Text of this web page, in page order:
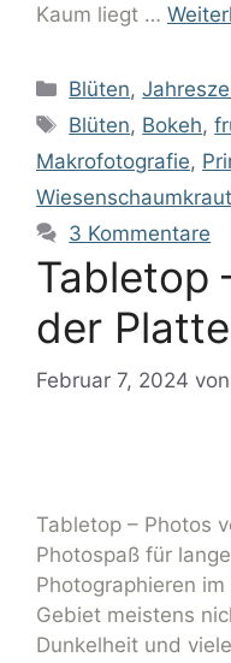
Kaum liegt …
Blüten,
Blüten, Bokeh,
Makrofotografie,
Wiesenschaumkraut
3 Kommentare
Tabletop
der Platte
Februar 7, 2024 von
Tabletop – Photos
Photospaß für
Photographieren
Gebiet meistens
Dunkelheit und